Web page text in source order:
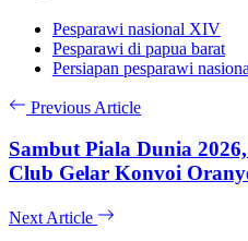
Pesparawi nasional XIV
Pesparawi di papua barat
Persiapan pesparawi
Previous Article
Sambut Piala Dunia
Club Gelar Konvoi
Next Article